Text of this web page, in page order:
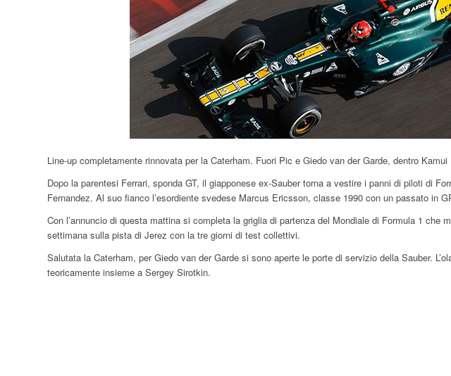
Line-up completamente rinnovata per la Caterham. Fuori Pic e Giedo van der Garde, dentro
Dopo la parentesi Ferrari, sponda GT, il giapponese ex-Sauber torna a vestire i panni di piloti di
Fernandez. Al suo fianco l’esordiente svedese Marcus Ericsson, classe 1990 con un passato in
Con l’annuncio di questa mattina si completa la griglia di partenza del Mondiale di Formula 1 che
settimana sulla pista di Jerez con la tre giorni di test collettivi.
Salutata la Caterham, per Giedo van der Garde si sono aperte le porte di servizio della Sauber.
teoricamente insieme a Sergey Sirotkin.